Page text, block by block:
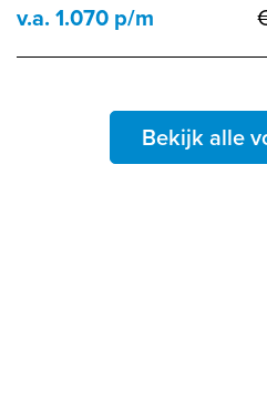
v.a. 1.070 p/m
Bekijk alle